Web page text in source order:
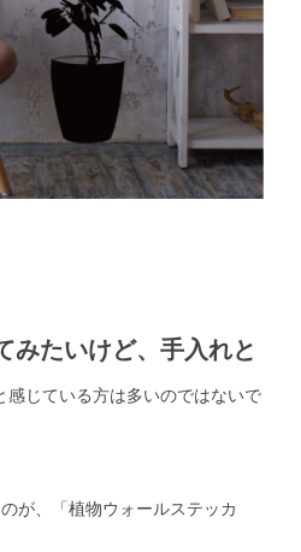
みたいけど、手入れと
感じている方は多いのではないで
が、「植物ウォールステッカ